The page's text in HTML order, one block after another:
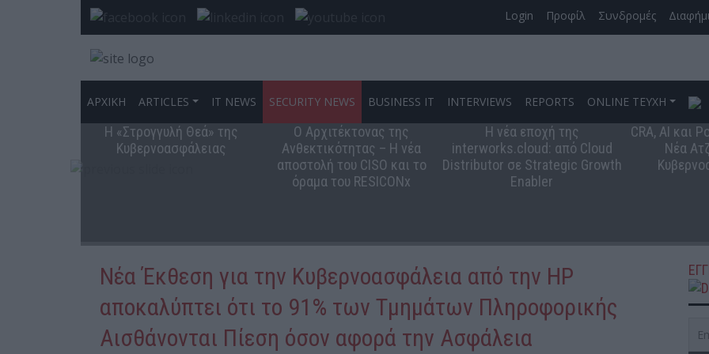
Login Προφίλ Συνδρομές
ΑΡΧΙΚΗ ARTICLES IT NEWS SECURITY NEWS BUSINESS IT INTERVIEWS REPORTS ONLINE ΤΕΥΧΗ
Η «Στρογγυλή Θεά» της
Κυβερνοασφάλειας
Ο Αρχιτέκτονας της
Ανθεκτικότητας – Η νέα
αποστολή του CISO και το
όραμα του RESICONx
Η νέα εποχή της
interworks.cloud: από Cloud
Distributor σε Strategic Growth
Enabler
CRA, AI και
Νέα
Νέα Έκθεση για την Κυβερνοασφάλεια από την HP
αποκαλύπτει ότι το 91% των Τμημάτων Πληροφορικής
Αισθάνονται Πίεση όσον αφορά την Ασφάλεια